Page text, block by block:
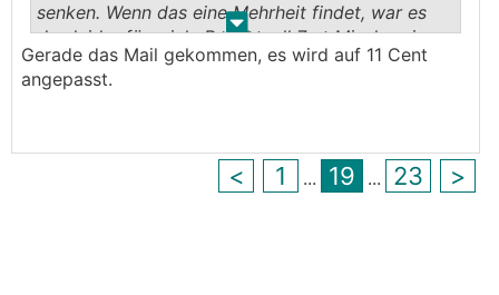
. .
senken. Wenn das eine Mehrheit findet, war es
das leider für mich. Bei aktuell 7 ct Mischpreis,
die ich bei der oemag bekomme, würde ich noch
draufzahlen.
Gerade das Mail gekommen, es wird auf 11 Cent
angepasst.
< 1 ... 19 ... 23 >